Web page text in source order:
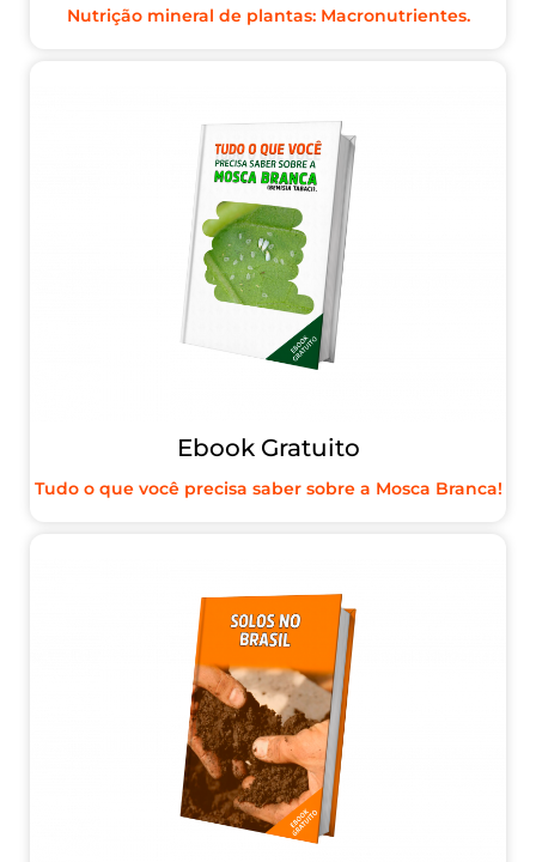
Nutrição mineral de plantas: Macronutrientes.
Ebook Gratuito
Tudo o que você precisa saber sobre a Mosca Branca!